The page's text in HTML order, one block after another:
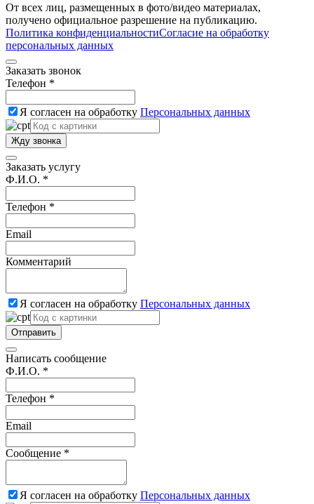
От всех лиц, размещенных в фото/видео материалах,
получено официальное разрешение на публикацию.
Политика конфиденциальностиСогласие на обработку
персональных данных
Заказать звонок
Телефон *
Я согласен на обработку Персональных данных
Жду звонка
Заказать услугу
Ф.И.О. *
Телефон *
Email
Комментарий
Я согласен на обработку Персональных данных
Отправить
Написать сообщение
Ф.И.О. *
Телефон *
Email
Сообщение *
Я согласен на обработку Персональных данных